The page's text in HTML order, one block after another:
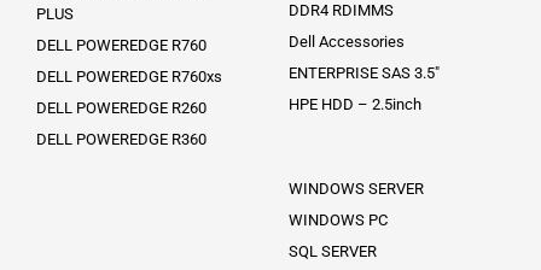
PLUS
DELL POWEREDGE R760
DELL POWEREDGE R760xs
DELL POWEREDGE R260
DELL POWEREDGE R360
DDR4 RDIMMS
Dell Accessories
ENTERPRISE SAS 3.5″
HPE HDD – 2.5inch
WINDOWS SERVER
WINDOWS PC
SQL SERVER